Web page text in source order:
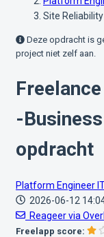
Site
Deze opdracht is
project niet zelf aan.
-
opdracht
Platform Engineer
2026-06-12
Reageer via
Freelapp score: